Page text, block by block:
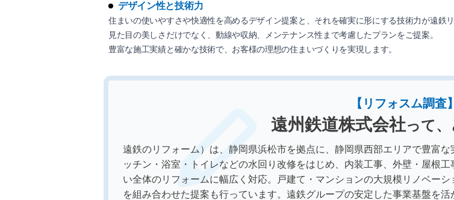
デザイン性と技術力
住まいの使いやすさや快適性を高めるデザイン提案と、それを確実に形にする技術力が遠鉄リ
見た目の美しさだけでなく、動線や収納、メンテナンス性まで考慮したプランをご提案。
豊富な施工実績と確かな技術で、お客様の理想の住まいづくりを実現します。
【リフォスム調査】
遠州鉄道株式会社って、
遠鉄のリフォーム）は、静岡県浜松市を拠点に、静岡県西部エリアで豊富
ッチン・浴室・トイレなどの水回り改修をはじめ、内装工事、外壁・屋根
い全体のリフォームに幅広く対応。戸建て・マンションの大規模リノベー
を組み合わせた提案も行っています。遠鉄グループの安定した事業基盤を